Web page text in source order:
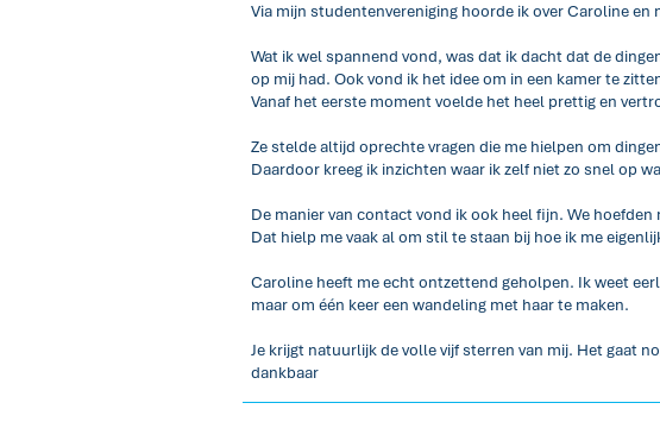
Via mijn studentenvereniging hoorde ik over Caroline
Wat ik wel spannend vond, was dat ik dacht dat de
op mij had. Ook vond ik het idee om in een kamer te
Vanaf het eerste moment voelde het heel prettig en
Ze stelde altijd oprechte vragen die me hielpen om
Daardoor kreeg ik inzichten waar ik zelf niet zo snel op
De manier van contact vond ik ook heel fijn. We
Dat hielp me vaak al om stil te staan bij hoe ik me
Caroline heeft me echt ontzettend geholpen. Ik weet
maar om één keer een wandeling met haar te maken.
Je krijgt natuurlijk de volle vijf sterren van mij. Het gaat
dankbaar